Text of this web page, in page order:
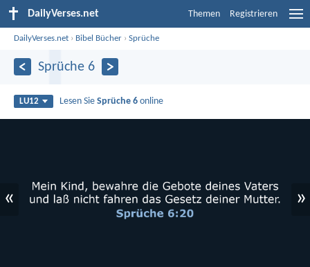
DailyVerses.net Themen Registrieren
DailyVerses.net › Bibel Bücher ›Sprüche
Sprüche 6
LU12 Lesen SieSprüche 6 online
« »